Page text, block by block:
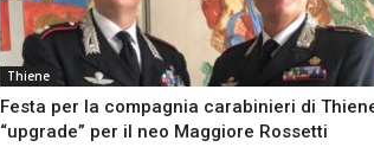
Thiene
Festa per la compagnia carabinieri di
“upgrade” per il neo Maggiore Rossetti